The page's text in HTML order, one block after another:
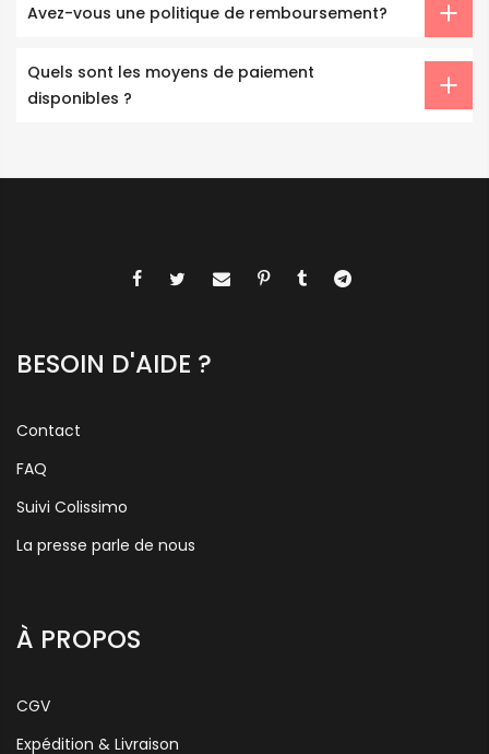
Avez-vous une politique de remboursement?
Quels sont les moyens de paiement
disponibles ?
BESOIN D'AIDE ?
Contact
FAQ
Suivi Colissimo
La presse parle de nous
À PROPOS
CGV
Expédition & Livraison